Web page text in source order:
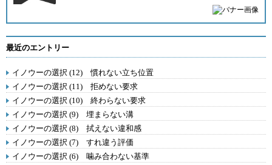
最近のエントリー
イノウーの選択 (12) 慣れない立ち位置
イノウーの選択 (11) 拒めない要求
イノウーの選択 (10) 終わらない要求
イノウーの選択 (9) 埋まらない溝
イノウーの選択 (8) 拭えない違和感
イノウーの選択 (7) すれ違う評価
イノウーの選択 (6) 噛み合わない基準